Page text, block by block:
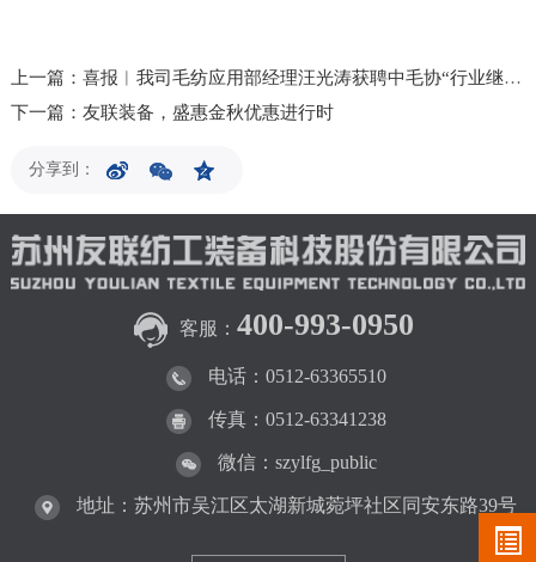
上一篇：喜报︱我司毛纺应用部经理汪光涛获聘中毛协“行业继续教育工程”人才培训班教师
下一篇：友联装备，盛惠金秋优惠进行时
分享到：
客服： 400-993-0950
电话：0512-63365510
传真：0512-63341238
微信：szylfg_public
地址：苏州市吴江区太湖新城菀坪社区同安东路39号